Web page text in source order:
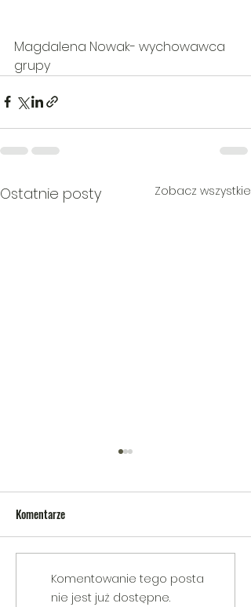
Magdalena Nowak- wychowawca
grupy
Ostatnie posty Zobacz wszystkie
V Gminny Turniej Szachowy o
Puchar Burmistrza Bełżyc
Komentarze
Komentowanie tego posta
nie jest już dostępne.